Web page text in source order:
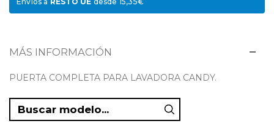
MÁS INFORMACIÓN
PUERTA COMPLETA PARA LAVADORA CANDY.